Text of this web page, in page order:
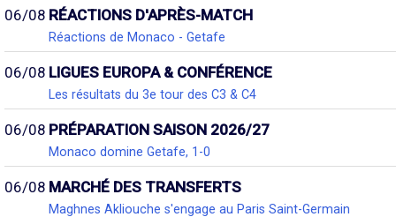
06/08 RÉACTIONS D'APRÈS-MATCH
Réactions de Monaco - Getafe
06/08 LIGUES EUROPA & CONFÉRENCE
Les résultats du 3e tour des C3 & C4
06/08 PRÉPARATION SAISON 2026/27
Monaco domine Getafe, 1-0
06/08 MARCHÉ DES TRANSFERTS
Maghnes Akliouche s'engage au Paris Saint-Germain